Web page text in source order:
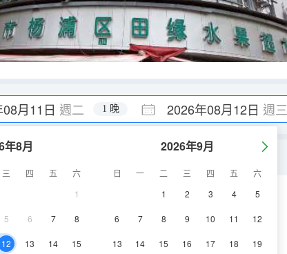
月11日 週二 2026年08月12日 週三
1 晚
年8月
三 四 五
六
1
5 6 7 8
12 13 14 15
2026年9月
日 一 二 三 四 五
六
1
2 3 4 5
6 7 8 9 10 11 12
13 14 15 16 17 18 19
空調 電視機